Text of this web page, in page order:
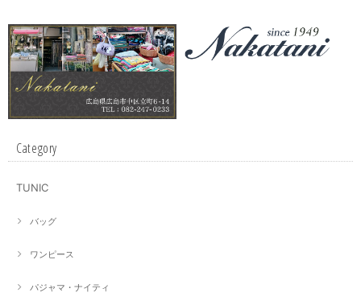
Category
TUNIC
バッグ
ワンピース
パジャマ・ナイティ